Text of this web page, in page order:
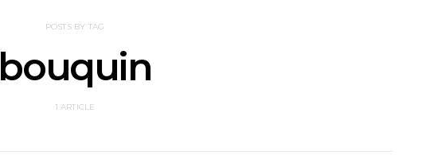
POSTS BY TAG
bouquin
1 ARTICLE